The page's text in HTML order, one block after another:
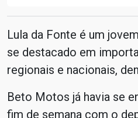
Lula da Fonte é um
se destacado em
regionais e nacionais,
Beto Motos já havia se
fim de semana com o